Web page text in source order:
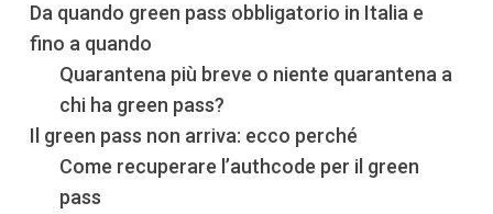
Da quando green pass obbligatorio in Italia e
fino a quando
Quarantena più breve o niente quarantena a
chi ha green pass?
Il green pass non arriva: ecco perché
Come recuperare l’authcode per il green
pass